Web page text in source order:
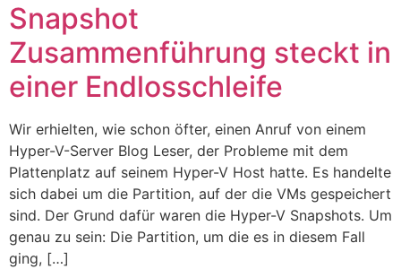
Snapshot
Zusammenführung steckt in
einer Endlosschleife
Wir erhielten, wie schon öfter, einen Anruf von einem
Hyper-V-Server Blog Leser, der Probleme mit dem
Plattenplatz auf seinem Hyper-V Host hatte. Es handelte
sich dabei um die Partition, auf der die VMs gespeichert
sind. Der Grund dafür waren die Hyper-V Snapshots. Um
genau zu sein: Die Partition, um die es in diesem Fall
ging, […]